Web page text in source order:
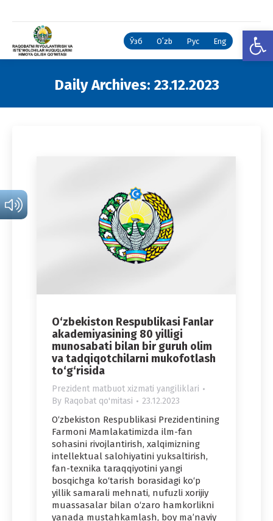
Ўзб Oʻzb Рус Eng
Daily Archives: 23.12.2023
O‘zbekiston Respublikasi Fanlar
akademiyasining 80 yilligi
munosabati bilan bir guruh olim
va tadqiqotchilarni mukofotlash
to‘g‘risida
Prezident matbuot xizmati yangiliklari
By Raqobat qo'mitasi 23.12.2023
O‘zbekiston Respublikasi Prezidentining
Farmoni Mamlakatimizda ilm-fan
sohasini rivojlantirish, xalqimizning
intellektual salohiyatini yuksaltirish,
fan-texnika taraqqiyotini yangi
bosqichga ko‘tarish borasidagi ko‘p
yillik samarali mehnati, nufuzli xorijiy
muassasalar bilan o‘zaro hamkorlikni
yanada mustahkamlash, boy ma’naviy